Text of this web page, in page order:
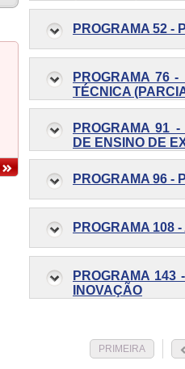
PROGRAMA 52 -
PROGRAMA 76
TÉCNICA
PROGRAMA 91
DE ENSINO DE
PROGRAMA 96 -
PROGRAMA 108
PROGRAMA 143
INOVAÇÃO
PRIMEIRA